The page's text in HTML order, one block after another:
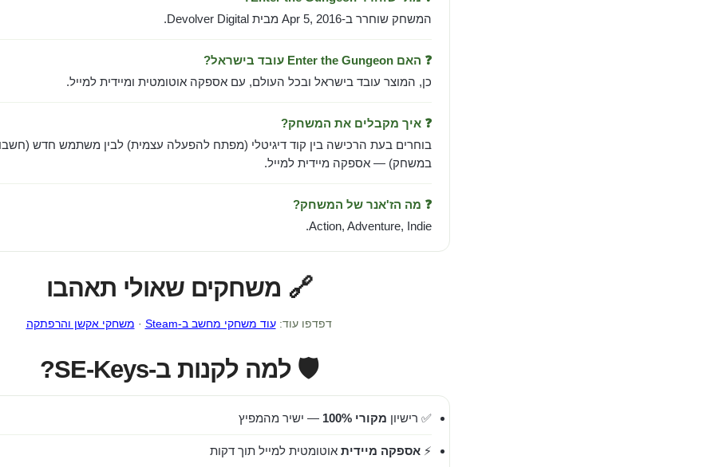
המשחק שוחרר ב-Apr 5, 2016 מבית Devolver Digital.
❓ האם Enter the Gungeon עובד בישראל?
כן, המוצר עובד בישראל ובכל העולם, עם אספקה אוטומטית ומיידית למייל.
❓ איך מקבלים את המשחק?
בוחרים בעת הרכישה בין קוד דיגיטלי (מפתח להפעלה עצמית) לבין משתמש חדש
במשחק) — אספקה מיידית למייל.
❓ מה הז'אנר של המשחק?
Action, Adventure, Indie.
🔗 משחקים שאולי תאהבו
דפדפו עוד:עוד משחקי מחשב ב-Steam · משחקי אקשן והרפתקה
🛡️ למה לקנות ב-SE-Keys?
✅ רישיון מקורי 100% — ישיר מהמפיץ
⚡ אספקה מיידית אוטומטית למייל תוך דקות